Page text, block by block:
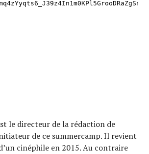
le directeur de la rédaction de
de ce summercamp. Il revient
cinéphile en 2015. Au contraire